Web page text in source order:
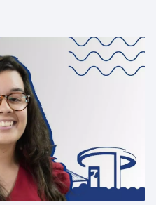
Paz y no violencia